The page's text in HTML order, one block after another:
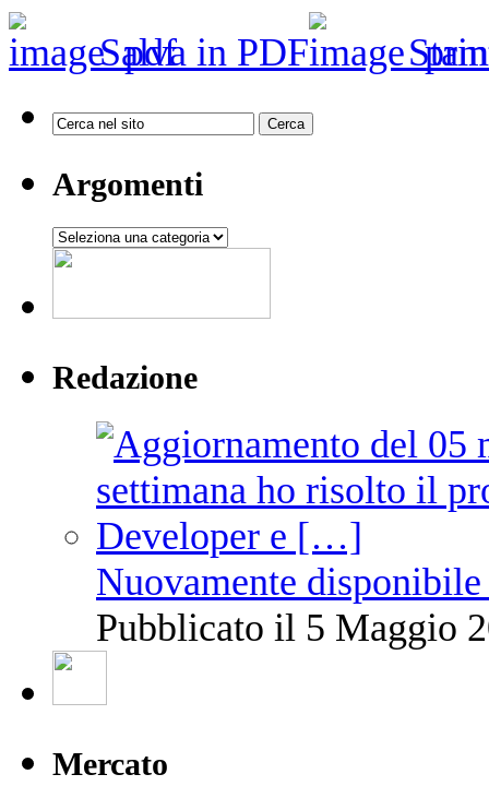
Salva in PDF
Argomenti
Argomenti
Redazione
Nuovamente
Pubblicato il 5 Maggio
Mercato